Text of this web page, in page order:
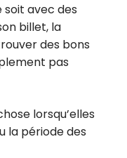
soit avec des
billet, la
des bons
pas
lorsqu’elles
la période des